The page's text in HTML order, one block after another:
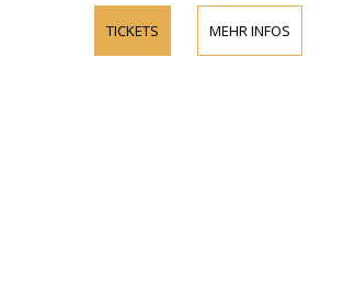
TICKETS MEHR INFOS